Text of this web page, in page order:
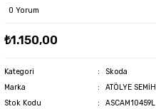
0 Yorum
₺1.150,00
Kategori
Skoda
Marka
ATÖLYE SEMİH
Stok Kodu
ASCAM10459L